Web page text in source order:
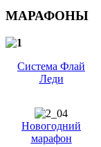
МАРАФОНЫ
Система Флай
Леди
Новогодний
марафон